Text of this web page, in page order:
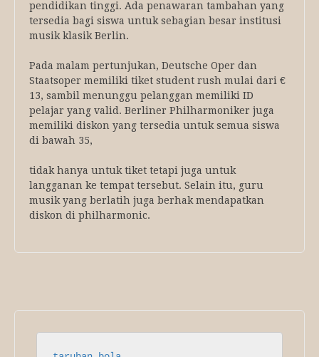
pendidikan tinggi. Ada penawaran tambahan yang
tersedia bagi siswa untuk sebagian besar institusi
musik klasik Berlin.
Pada malam pertunjukan, Deutsche Oper dan
Staatsoper memiliki tiket student rush mulai dari €
13, sambil menunggu pelanggan memiliki ID
pelajar yang valid. Berliner Philharmoniker juga
memiliki diskon yang tersedia untuk semua siswa
di bawah 35,
tidak hanya untuk tiket tetapi juga untuk
langganan ke tempat tersebut. Selain itu, guru
musik yang berlatih juga berhak mendapatkan
diskon di philharmonic.